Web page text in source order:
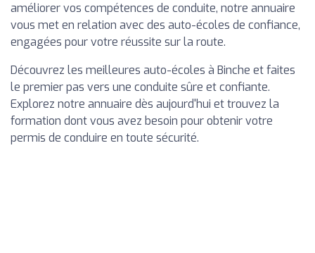
améliorer vos compétences de conduite, notre annuaire
vous met en relation avec des auto-écoles de confiance,
engagées pour votre réussite sur la route.
Découvrez les meilleures auto-écoles à Binche et faites
le premier pas vers une conduite sûre et confiante.
Explorez notre annuaire dès aujourd'hui et trouvez la
formation dont vous avez besoin pour obtenir votre
permis de conduire en toute sécurité.